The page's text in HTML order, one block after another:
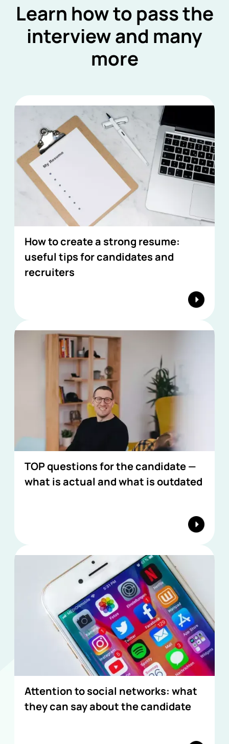
Learn how to pass the
interview and many
more
How to create a strong resume:
useful tips for candidates and
recruiters
TOP questions for the candidate —
what is actual and what is outdated
Attention to social networks: what
they can say about the candidate